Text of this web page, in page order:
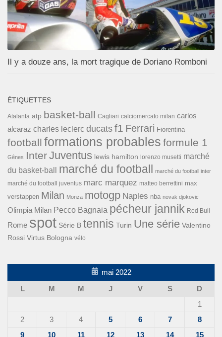
Il y a douze ans, la mort tragique de Doriano Romboni
ÉTIQUETTES
Atalanta atp basket-ball Cagliari calciomercato milan carlos
alcaraz charles leclerc ducats f1 Ferrari Fiorentina
football formations probables formule 1
Gênes InterJuventus lewis hamilton lorenzo musetti marché
du basket-ball
marché du football marché du football inter
marché du football juventus marc marquez matteo berrettini max
verstappen Milan Monza motogp Naples nba novak djokovic
Olimpia Milan Pecco Bagnaia pécheur jannik Red Bull
Rome spot Série B tennis Turin Une série Valentino
Rossi Virtus Bologna vélo
mai 2022
L
M M J V S
D
1
2
3 4 5 6 7
8
9
10 11 12 13 14 15